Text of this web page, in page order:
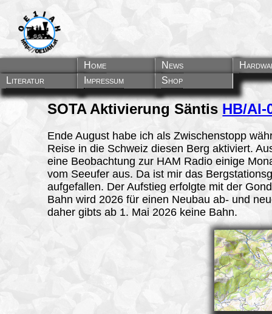
Home News
Literatur
Impressum Shop
SOTA Aktivierung Säntis HB/AI-
Ende August habe ich als Zwischenstopp
Reise in die Schweiz diesen Berg aktiviert.
eine Beobachtung zur HAM Radio einige
vom Seeufer aus. Da ist mir das
aufgefallen. Der Aufstieg erfolgte mit der
Bahn wird 2026 für einen Neubau ab- und
daher gibts ab 1. Mai 2026 keine Bahn.